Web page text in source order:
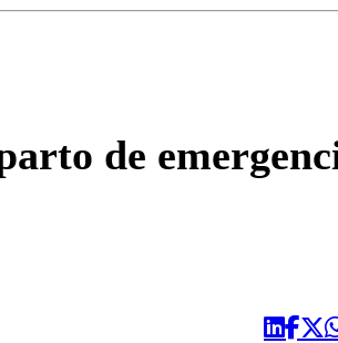
de